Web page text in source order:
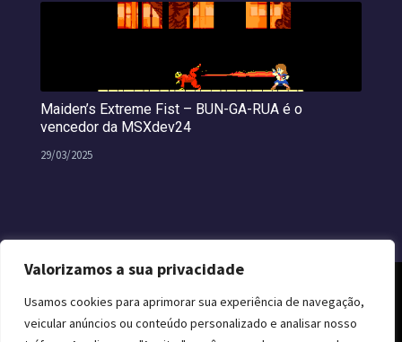
Valorizamos a sua privacidade
Usamos cookies para aprimorar sua experiência de navegação,
veicular anúncios ou conteúdo personalizado e analisar nosso
Maiden’s Extreme Fist – BUN-GA-RUA é o
vencedor da MSXdev24
29/03/2025